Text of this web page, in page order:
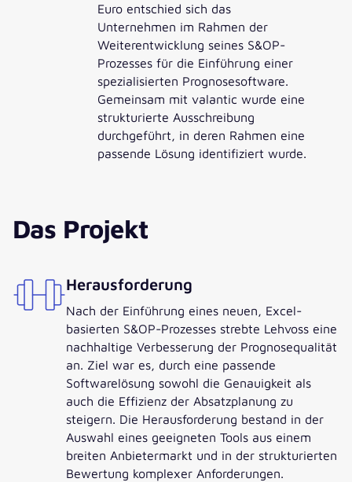
Euro entschied sich das
Unternehmen im Rahmen der
Weiterentwicklung seines S&OP-
Prozesses für die Einführung einer
spezialisierten Prognosesoftware.
Gemeinsam mit valantic wurde eine
strukturierte Ausschreibung
durchgeführt, in deren Rahmen eine
passende Lösung identifiziert wurde.
Das Projekt
Herausforderung
Nach der Einführung eines neuen, Excel-
basierten S&OP-Prozesses strebte Lehvoss eine
nachhaltige Verbesserung der Prognosequalität
an. Ziel war es, durch eine passende
Softwarelösung sowohl die Genauigkeit als
auch die Effizienz der Absatzplanung zu
steigern. Die Herausforderung bestand in der
Auswahl eines geeigneten Tools aus einem
breiten Anbietermarkt und in der strukturierten
Bewertung komplexer Anforderungen.